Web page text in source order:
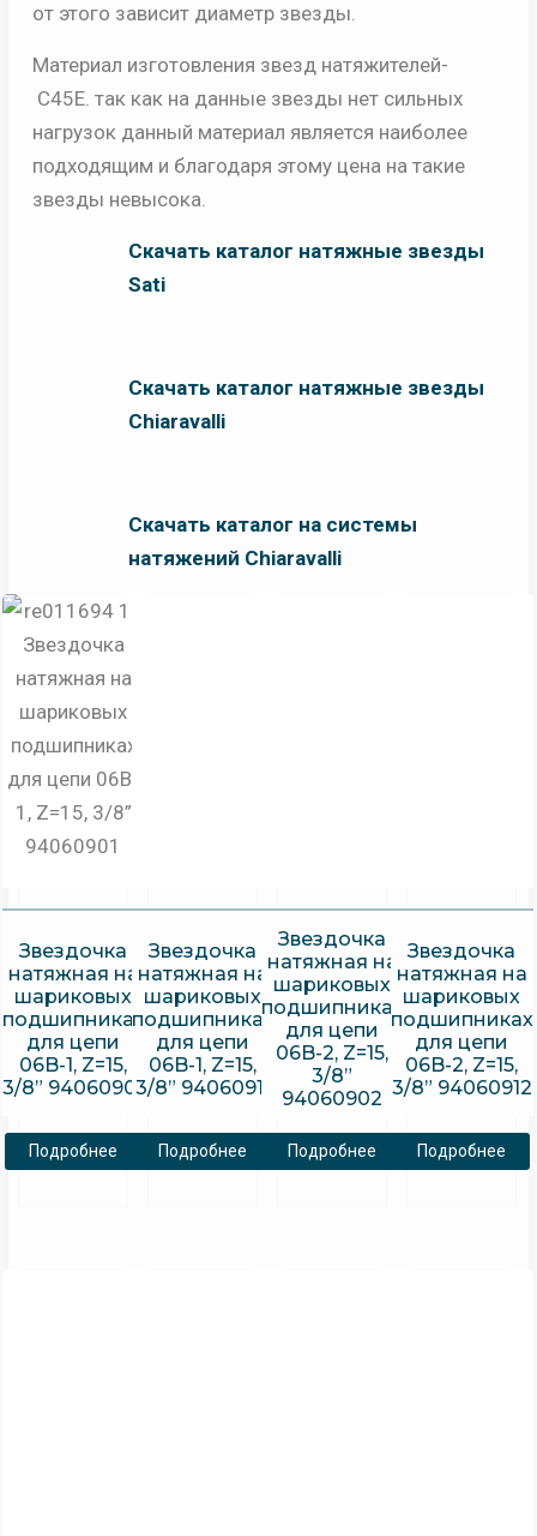
от этого зависит диаметр звезды.
Материал изготовления звезд натяжителей-
C45E. так как на данные звезды нет сильных
нагрузок данный материал является наиболее
подходящим и благодаря этому цена на такие
звезды невысока.
Скачать каталог натяжные звезды
Sati
Скачать каталог натяжные звезды
Chiaravalli
Скачать каталог на системы
натяжений Chiaravalli
Звездочка
натяжная на
шариковых
подшипниках
для цепи
06B-1, Z=15,
3/8” 94060901
Подробнее
Звездочка
натяжная на
шариковых
подшипниках
для цепи
06B-1, Z=15,
3/8” 94060911
Подробнее
Звездочка
натяжная на
шариковых
подшипниках
для цепи
06B-2, Z=15,
3/8”
94060902
Подробнее
Звездочка
натяжная на
шариковых
подшипниках
для цепи
06B-2, Z=15,
3/8” 94060912
Подробнее